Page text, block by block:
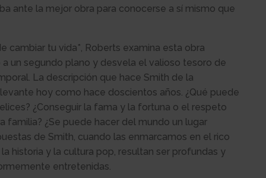
ante la mejor obra para conocerse a sí mismo que
cambiar tu vida*, Roberts examina esta obra
un segundo plano y desvela el valioso tesoro de
La descripción que hace Smith de la
hoy como hace doscientos años. ¿Qué puede
¿Conseguir la fama y la fortuna o el respeto
familia? ¿Se puede hacer del mundo un lugar
de Smith, cuando las enmarcamos en el rico
historia y la cultura pop, resultan ser profundas y
entretenidas.